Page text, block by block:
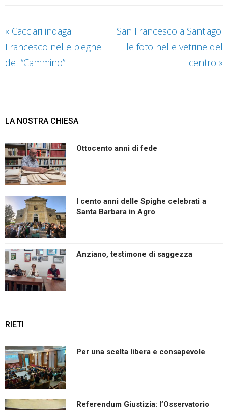
« Cacciari indaga
Francesco nelle pieghe
del “Cammino”
San Francesco a Santiago:
le foto nelle vetrine del
centro »
LA NOSTRA CHIESA
Ottocento anni di fede
I cento anni delle Spighe celebrati a
Santa Barbara in Agro
Anziano, testimone di saggezza
RIETI
Per una scelta libera e consapevole
Referendum Giustizia: l’Osservatorio